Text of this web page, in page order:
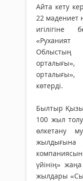
Айта кету
22 мәдениет
игілігіне
орталығы»,
көтерді.
Былтыр
100 жыл
өлкетану
жылдығына
үйінің»
жылдары